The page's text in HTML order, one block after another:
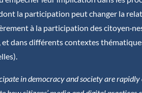
la participation peut changer la
à la participation des
dans différents contextes
in democracy and society are rapidly